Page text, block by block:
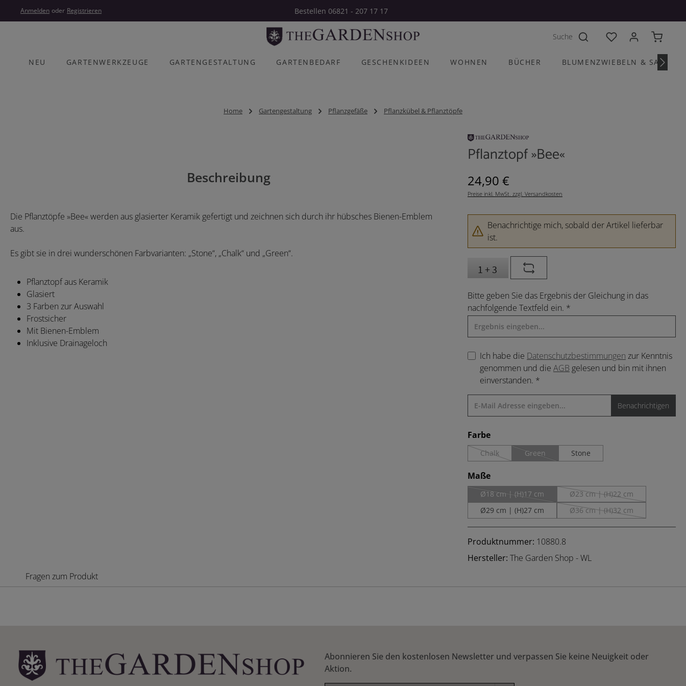
Hauptinhalt springen
Zur Hauptnavigation springen
Anmelden oder Registrieren Bestellen 06821 - 207 17 17
Du hast 0 Produkte
NEU GARTENWERKZEUGE GARTENGESTALTUNG GARTENBEDARF GESCHENKIDEEN WOHNEN BÜCHER BLUMENZWIEBELN &
Home Gartengestaltung Pflanzgefäße Pflanzkübel & Pflanztöpfe
Pflanztopf »Bee«
Regulärer Preis:
24,90 €
Preise inkl. MwSt. zzgl. Versandkosten
Benachrichtige mich, sobald der Artikel lieferbar
ist.
Bitte geben Sie das Ergebnis der Gleichung in das
nachfolgende Textfeld ein. *
Ich habe die Datenschutzbestimmungen zur Kenntnis
genommen und die AGB gelesen und bin mit ihnen
einverstanden. *
Benachrichtigen
Farbeauswählen
Chalk
(Diese Option ist zurzeit nicht verfügbar.)
Green
(Diese Option ist zurzeit nicht verfügbar.)
Stone
Maßeauswählen
Ø18 cm | (H)17 cm
(Diese Option ist zurzeit nicht verfügbar.)
Ø23 cm | (H)22 cm
(Diese Option ist zurzeit
Ø29 cm | (H)27 cm Ø36 cm | (H)32 cm
(Diese Option ist zurzeit
Produktnummer: 10880.8
Hersteller: The Garden Shop - WL
Beschreibung
Die Pflanztöpfe »Bee« werden aus glasierter Keramik gefertigt und zeichnen sich durch ihr hübsches Bienen-Emblem
aus.
Es gibt sie in drei wunderschönen Farbvarianten: „Stone“, „Chalk“ und „Green“.
Pflanztopf aus Keramik
Glasiert
3 Farben zur Auswahl
Frostsicher
Mit Bienen-Emblem
Inklusive Drainageloch
Fragen zum Produkt
Abonnieren Sie den kostenlosen Newsletter und verpassen Sie keine Neuigkeit oder
Aktion.